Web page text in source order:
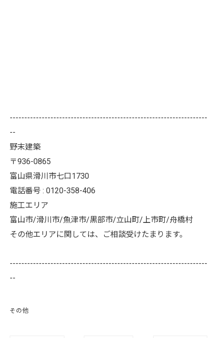
--------------------------------------------------------------------
--
野末建築
〒936-0865
富山県滑川市七口1730
電話番号 : 0120-358-406
施工エリア
富山市/滑川市/魚津市/黒部市/立山町/上市町/舟橋村
その他エリアに関しては、ご相談受けたまります。
--------------------------------------------------------------------
--
その他